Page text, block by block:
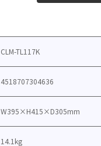
CLM-TL117K
4518707304636
W395×H415×D305mm
14.1kg